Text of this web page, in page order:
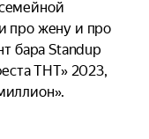
про жену и про
бара Standup
ТНТ» 2023,